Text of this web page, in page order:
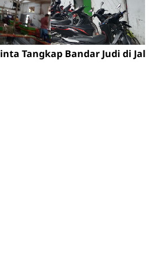
Tangkap Bandar Judi di Jalan